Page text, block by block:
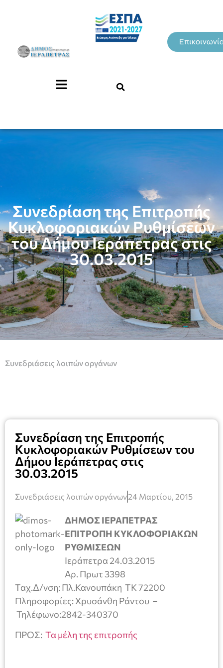
Συνεδρίαση της Επιτροπής
Κυκλοφοριακών Ρυθμίσεων
του Δήμου Ιεράπετρας στις
30.03.2015
Συνεδριάσεις λοιπών οργάνων
Συνεδρίαση της Επιτροπής
Κυκλοφοριακών Ρυθμίσεων του
Δήμου Ιεράπετρας στις
30.03.2015
Συνεδριάσεις λοιπών οργάνων24 Μαρτίου, 2015
ΔΗΜΟΣ ΙΕΡΑΠΕΤΡΑΣ
ΕΠΙΤΡΟΠΗ ΚΥΚΛΟΦΟΡΙΑΚΩΝ
ΡΥΘΜΙΣΕΩΝ
Ιεράπετρα 24.03.2015
Αρ. Πρωτ 3398
Ταχ.Δ/νση: Πλ.Κανουπάκη TK 72200
Πληροφορίες: Χρυσάνθη Ράντου –
Τηλέφωνο:2842-340370
ΠΡΟΣ: Τα μέλη της επιτροπής